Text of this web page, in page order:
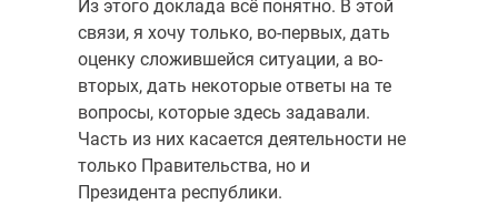
Из этого до­клада всё понятно. В этой
связи, я хочу только, во-первых, дать
оценку сложившей­ся ситуации, а во-
вторых, дать некоторые ответы на те
вопросы, которые здесь зада­вали.
Часть из них касается деятельности не
только Правительства, но и
Президента республики.